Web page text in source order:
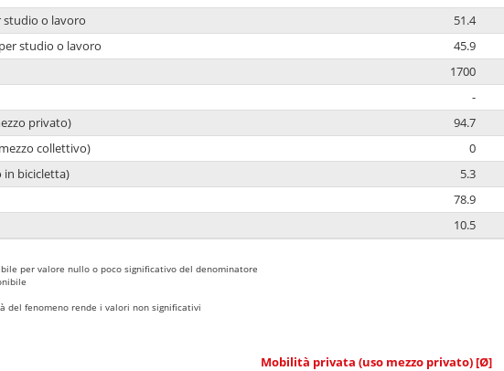
studio o lavoro 51.4
studio o lavoro
45.9
1700
-
privato)
94.7
collettivo)
0
in bicicletta)
5.3
78.9
10.5
per valore nullo o poco significativo del denominatore
del fenomeno rende i valori non significativi
Mobilità privata (uso mezzo privato) [Ø]